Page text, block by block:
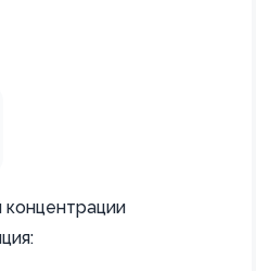
г/мл}
г/мл}
концентрации